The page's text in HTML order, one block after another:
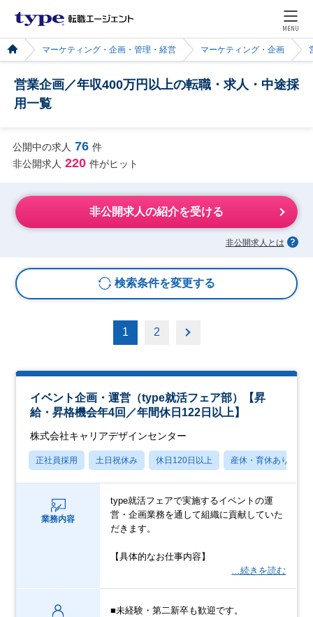
MENU
マーケティング・企画・管理・経営 マーケティング・企画
営業企画／年収400万円以上の転職・求人・中途採
用一覧
公開中の求人 76 件
非公開求人 220 件がヒット
非公開求人の紹介を受ける
非公開求人とは
検索条件を変更する
1 2
イベント企画・運営（type就活フェア部）【昇
給・昇格機会年4回／年間休日122日以上】
株式会社キャリアデザインセンター
正社員採用 土日祝休み 休日120日以上 産休・育休あり
業務内容
type就活フェアで実施するイベントの運
営・企画業務を通して組織に貢献していた
だきます。
【具体的なお仕事内容】
…続きを読む
■未経験・第二新卒も歓迎です。